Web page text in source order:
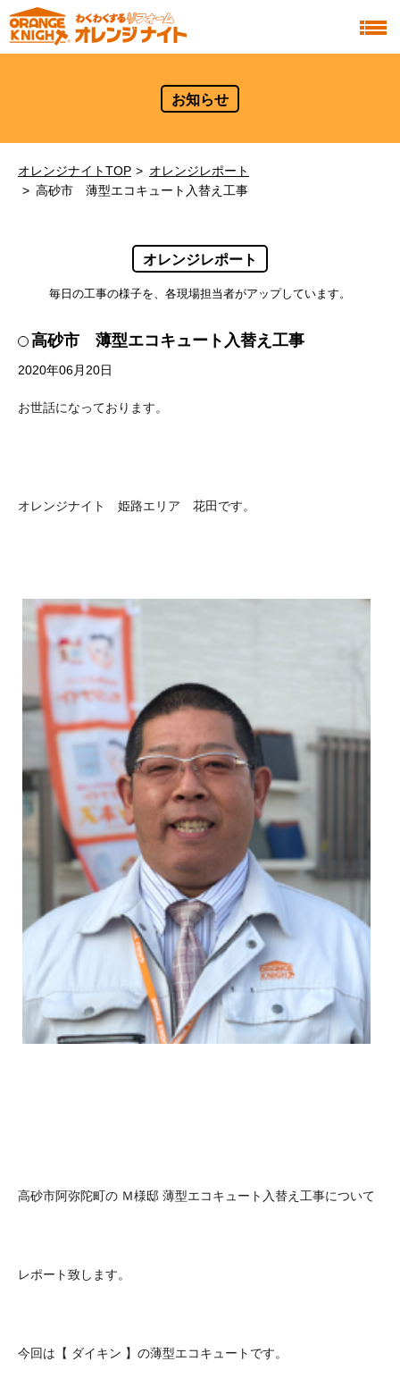
お知らせ
オレンジナイトTOP
オレンジレポート
高砂市 薄型エコキュート入替え工事
オレンジレポート
毎日の工事の様子を、各現場担当者がアップしています。
高砂市 薄型エコキュート入替え工事
2020年06月20日
お世話になっております。
オレンジナイト 姫路エリア 花田です。
高砂市阿弥陀町の Ｍ様邸 薄型エコキュート入替え工事について
レポート致します。
今回は【 ダイキン 】の薄型エコキュートです。